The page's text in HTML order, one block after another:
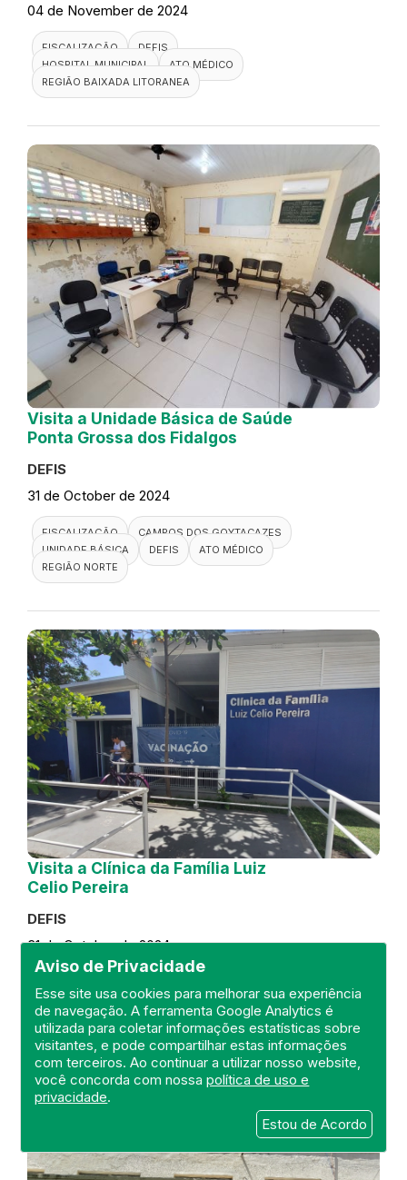
Aviso de Privacidade
Esse site usa cookies para melhorar sua experiência
de navegação. A ferramenta Google Analytics é
utilizada para coletar informações estatísticas sobre
visitantes, e pode compartilhar estas informações
com terceiros. Ao continuar a utilizar nosso website,
você concorda com nossapolítica de uso e
privacidade.
Estou de Acordo
04 de November de 2024
FISCALIZAÇÃO
DEFIS
HOSPITAL MUNICIPAL
ATO MÉDICO
REGIÃO BAIXADA LITORANEA
Visita a Unidade Básica de Saúde
Ponta Grossa dos Fidalgos
DEFIS
31 de October de 2024
FISCALIZAÇÃO
CAMPOS DOS GOYTACAZES
UNIDADE BÁSICA
DEFIS
ATO MÉDICO
REGIÃO NORTE
Visita a Clínica da Família Luiz
Celio Pereira
DEFIS
31 de October de 2024
REGIÃO METROPOLITANA
DEFIS
ATO MÉDICO
CLÍNICA DA FAMÍLIA